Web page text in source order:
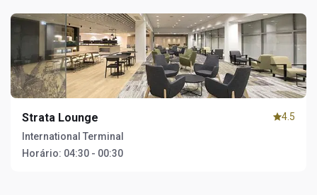
Strata Lounge
International Terminal
Horário: 04:30 - 00:30
4.5